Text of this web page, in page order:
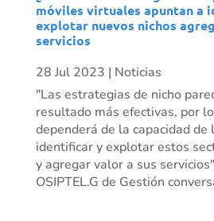
móviles virtuales apuntan a
explotar nuevos nichos
servicios
28 Jul 2023 | Noticias
"Las estrategias de nicho
resultado más efectivas, por
dependerá de la capacidad de
identificar y explotar estos
y agregar valor a sus
OSIPTEL.G de Gestión